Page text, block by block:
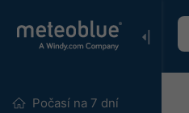
Počasí na 7 dní